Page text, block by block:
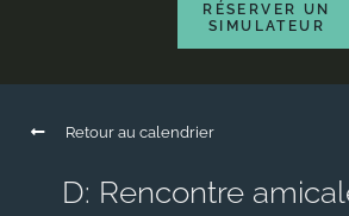
RÉSERVER UN
SIMULATEUR
Retour au calendrier
D: Rencontre